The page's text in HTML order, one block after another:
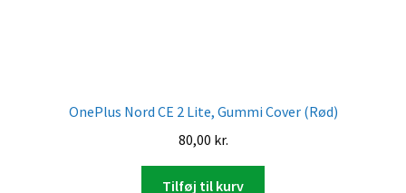
OnePlus Nord CE 2 Lite, Gummi Cover (Rød)
80,00 kr.
Tilføj til kurv